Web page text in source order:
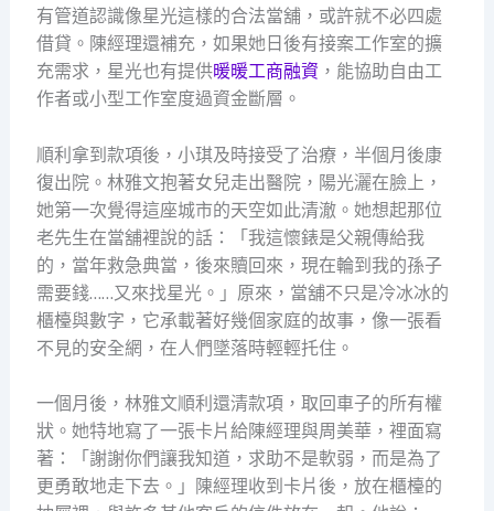
有管道認識像星光這樣的合法當舖，或許就不必四處
借貸。陳經理還補充，如果她日後有接案工作室的擴
充需求，星光也有提供暖暖工商融資 ，能協助自由工
作者或小型工作室度過資金斷層。
順利拿到款項後，小琪及時接受了治療，半個月後康
復出院。林雅文抱著女兒走出醫院，陽光灑在臉上，
她第一次覺得這座城市的天空如此清澈。她想起那位
老先生在當舖裡說的話：「我這懷錶是父親傳給我
的，當年救急典當，後來贖回來，現在輪到我的孫子
需要錢……又來找星光。」原來，當舖不只是冷冰冰的
櫃檯與數字，它承載著好幾個家庭的故事，像一張看
不見的安全網，在人們墜落時輕輕托住。
一個月後，林雅文順利還清款項，取回車子的所有權
狀。她特地寫了一張卡片給陳經理與周美華，裡面寫
著：「謝謝你們讓我知道，求助不是軟弱，而是為了
更勇敢地走下去。」陳經理收到卡片後，放在櫃檯的